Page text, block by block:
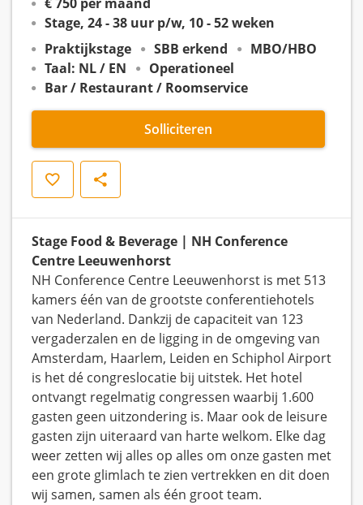
Stage, 24 - 38 uur p/w, 10 - 52 weken
Praktijkstage
SBB erkend
MBO/HBO
Taal: NL / EN
Operationeel
Bar / Restaurant / Roomservice
Solliciteren
Opslaan Delen
Stage Food & Beverage | NH Conference
Centre Leeuwenhorst
NH Conference Centre Leeuwenhorst is met 513
kamers één van de grootste conferentiehotels
van Nederland. Dankzij de capaciteit van 123
vergaderzalen en de ligging in de omgeving van
Amsterdam, Haarlem, Leiden en Schiphol Airport
is het dé congreslocatie bij uitstek. Het hotel
ontvangt regelmatig congressen waarbij 1.600
gasten geen uitzondering is. Maar ook de leisure
gasten zijn uiteraard van harte welkom. Elke dag
weer zetten wij alles op alles om onze gasten met
een grote glimlach te zien vertrekken en dit doen
wij samen, samen als één groot team.